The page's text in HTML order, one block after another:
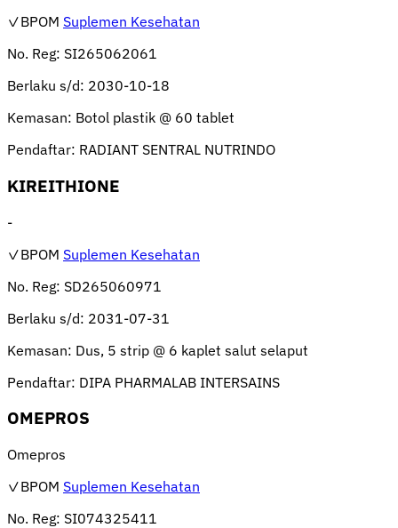
✓BPOM Suplemen Kesehatan
No. Reg: SI265062061
Berlaku s/d: 2030-10-18
Kemasan: Botol plastik @ 60 tablet
Pendaftar: RADIANT SENTRAL NUTRINDO
KIREITHIONE
-
✓BPOM Suplemen Kesehatan
No. Reg: SD265060971
Berlaku s/d: 2031-07-31
Kemasan: Dus, 5 strip @ 6 kaplet salut selaput
Pendaftar: DIPA PHARMALAB INTERSAINS
OMEPROS
Omepros
✓BPOM Suplemen Kesehatan
No. Reg: SI074325411